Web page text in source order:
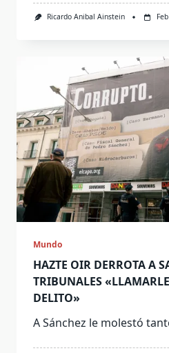
Ricardo Anibal Ainstein
Mundo
HAZTE OIR DERROTA A
TRIBUNALES
DELITO»
A Sánchez le molestó